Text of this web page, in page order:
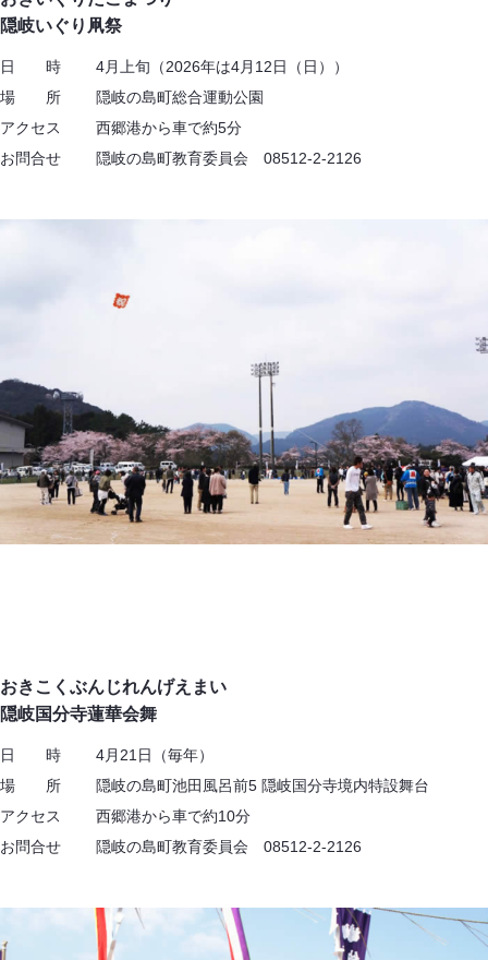
隠岐いぐり凧祭
日 時 4月上旬（2026年は4月12日（日））
場 所 隠岐の島町総合運動公園
アクセス 西郷港から車で約5分
お問合せ 隠岐の島町教育委員会 08512-2-2126
おきこくぶんじれんげえまい
隠岐国分寺蓮華会舞
日 時 4月21日（毎年）
場 所 隠岐の島町池田風呂前5 隠岐国分寺境内特設舞台
アクセス 西郷港から車で約10分
お問合せ 隠岐の島町教育委員会 08512-2-2126